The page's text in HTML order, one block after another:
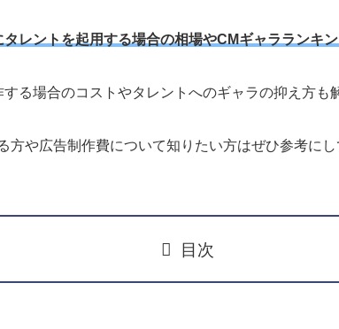
レントを起用する場合の相場やCMギャラランキン
る場合のコストやタレントへのギャラの抑え方も
方や広告制作費について知りたい方はぜひ参考にし
目次